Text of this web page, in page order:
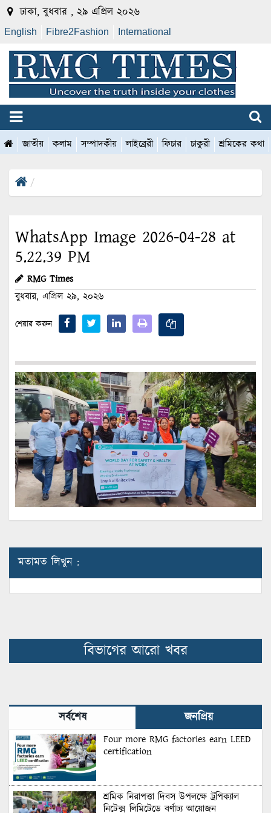
ঢাকা, বুধবার , ২৯ এপ্রিল ২০২৬
English Fibre2Fashion International
জাতীয় কলাম সম্পাদকীয় লাইব্রেরী ফিচার চাকুরী শ্রমিকের কথা
WhatsApp Image 2026-04-28 at
5.22.39 PM
RMG Times
বুধবার, এপ্রিল ২৯, ২০২৬
শেয়ার করুন
মতামত লিখুন :
বিভাগের আরো খবর
সর্বশেষ জনপ্রিয়
Four more RMG factories earn LEED
certification
শ্রমিক নিরাপত্তা দিবস উপলক্ষে ট্রপিক্যাল
নিটেক্স লিমিটেডে বর্ণাঢ্য আয়োজন